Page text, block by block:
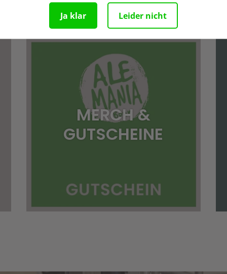
MERCH &
GUTSCHEINE
Ja klar Leider nicht